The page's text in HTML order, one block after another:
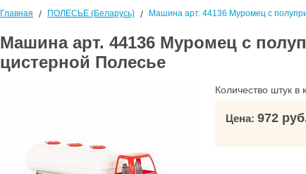
Главная / ПОЛЕСЬЕ (Беларусь) / Машина арт. 44136 Муромец с
Машина арт. 44136 Муромец с
цистерной Полесье
Количество штук в
Цена: 972